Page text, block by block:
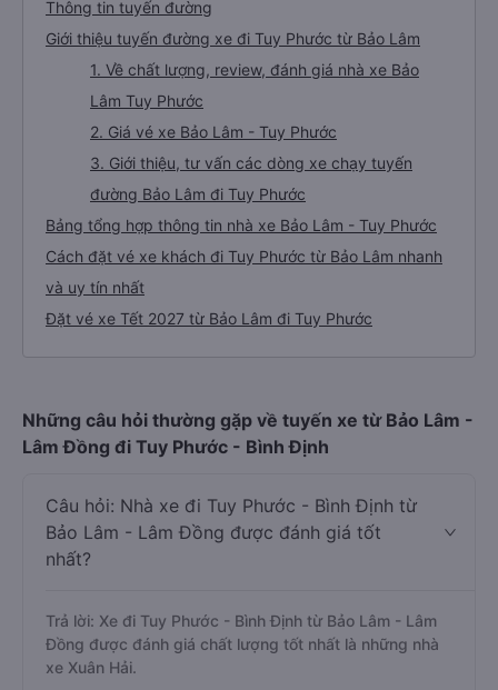
Thông tin tuyến đường
Giới thiệu tuyến đường xe đi Tuy Phước từ Bảo Lâm
1. Về chất lượng, review, đánh giá nhà xe Bảo
Lâm Tuy Phước
2. Giá vé xe Bảo Lâm - Tuy Phước
3. Giới thiệu, tư vấn các dòng xe chạy tuyến
đường Bảo Lâm đi Tuy Phước
Bảng tổng hợp thông tin nhà xe Bảo Lâm - Tuy Phước
Cách đặt vé xe khách đi Tuy Phước từ Bảo Lâm nhanh
và uy tín nhất
Đặt vé xe Tết 2027 từ Bảo Lâm đi Tuy Phước
Những câu hỏi thường gặp về tuyến xe từ Bảo Lâm -
Lâm Đồng đi Tuy Phước - Bình Định
Câu hỏi: Nhà xe đi Tuy Phước - Bình Định từ
Bảo Lâm - Lâm Đồng được đánh giá tốt
nhất?
Trả lời: Xe đi Tuy Phước - Bình Định từ Bảo Lâm - Lâm
Đồng được đánh giá chất lượng tốt nhất là những nhà
xe Xuân Hải.